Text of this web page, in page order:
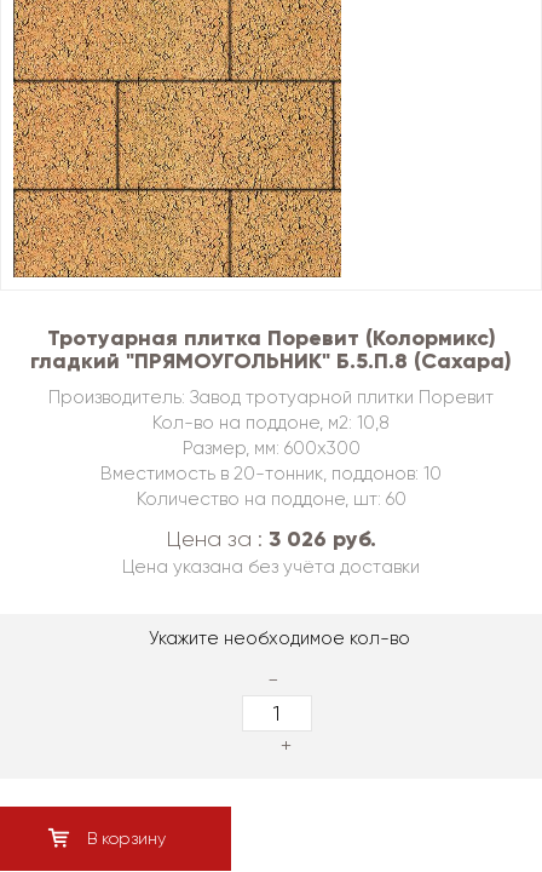
Тротуарная плитка Поревит (Колормикс)
гладкий "ПРЯМОУГОЛЬНИК" Б.5.П.8 (Сахара)
Производитель: Завод тротуарной плитки Поревит
Кол-во на поддоне, м2: 10,8
Размер, мм: 600х300
Вместимость в 20-тонник, поддонов: 10
Количество на поддоне, шт: 60
Цена за : 3 026 руб.
Цена указана без учёта доставки
Укажите необходимое кол-во
-
+
В корзину